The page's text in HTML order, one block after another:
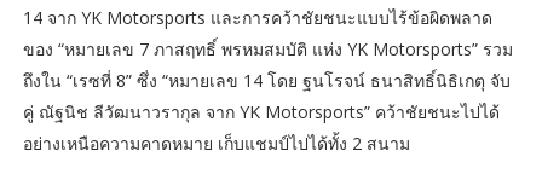
14 จาก YK Motorsports และการคว้าชัยชนะแบบไร้ข้อผิดพลาด
ของ “หมายเลข 7 ภาสฤทธิ์ พรหมสมบัติ แห่ง YK Motorsports” รวม
ถึงใน “เรซที่ 8” ซึ่ง “หมายเลข 14 โดย ฐนโรจน์ ธนาสิทธิ์นิธิเกตุ จับ
คู่ ณัฐนิช ลีวัฒนาวรากุล จาก YK Motorsports” คว้าชัยชนะไปได้
อย่างเหนือความคาดหมาย เก็บแชมป์ไปได้ทั้ง 2 สนาม